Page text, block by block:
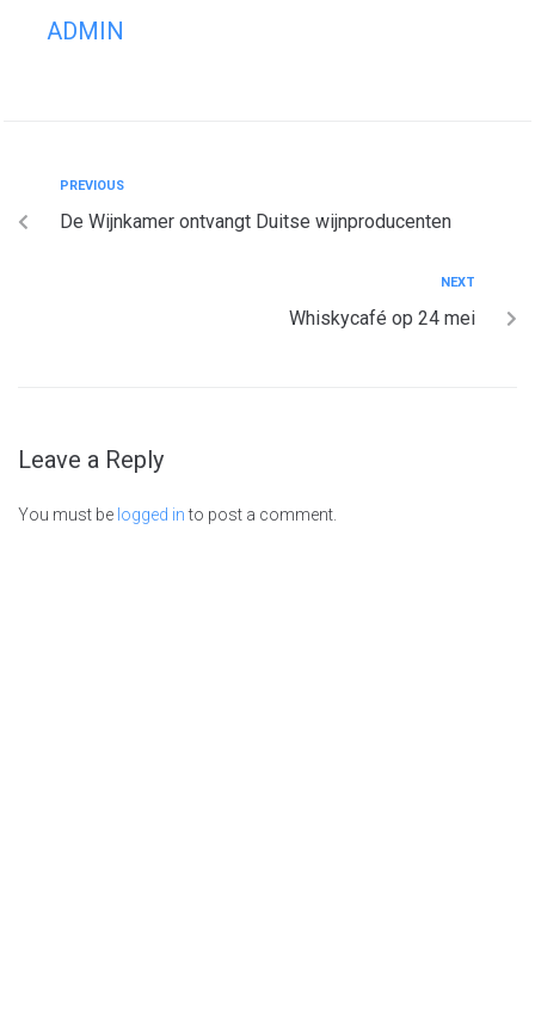
ADMIN
PREVIOUS
De Wijnkamer ontvangt Duitse wijnproducenten
NEXT
Whiskycafé op 24 mei
Leave a Reply
You must be logged into post a comment.